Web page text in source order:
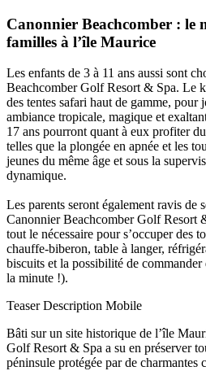
Canonnier Beachcomber : le
familles à l’île Maurice
Les enfants de 3 à 11 ans aussi sont
Beachcomber Golf Resort & Spa. Le
des tentes safari haut de gamme, pour
ambiance tropicale, magique et
17 ans pourront quant à eux profiter
telles que la plongée en apnée et les
jeunes du même âge et sous la
dynamique.
Les parents seront également ravis de
Canonnier Beachcomber Golf Resort
tout le nécessaire pour s’occuper des
chauffe-biberon, table à langer,
biscuits et la possibilité de commander
la minute !).
Teaser Description Mobile
Bâti sur un site historique de l’île
Golf Resort & Spa a su en préserver
péninsule protégée par de charmantes